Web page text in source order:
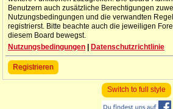
Benutzern auch zusätzliche Berechtigungen
Nutzungsbedingungen und die verwandten
registrierst. Bitte beachte auch die jeweiligen
diesem Board bewegst.
Nutzungsbedingungen
Datenschutzrichtlinie
Registrieren
Switch to full style